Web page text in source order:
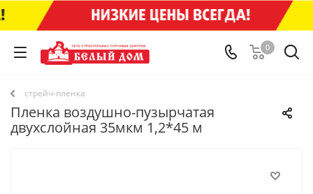
0
стрейч-пленка
Пленка воздушно-пузырчатая
двухслойная 35мкм 1,2*45 м